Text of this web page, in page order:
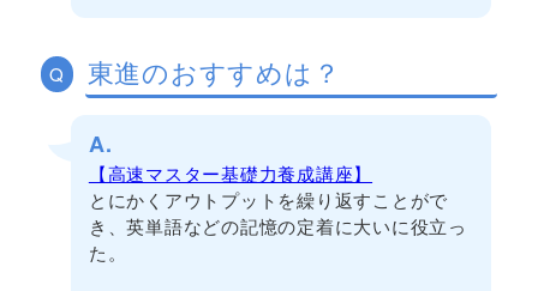
Q 東進のおすすめは？
A.
【高速マスター基礎力養成講座】
とにかくアウトプットを繰り返すことがで
き、英単語などの記憶の定着に大いに役立っ
た。